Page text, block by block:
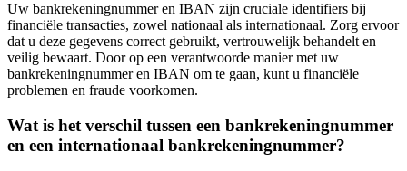
Uw bankrekeningnummer en IBAN zijn cruciale identifiers bij
financiële transacties, zowel nationaal als internationaal. Zorg ervoor
dat u deze gegevens correct gebruikt, vertrouwelijk behandelt en
veilig bewaart. Door op een verantwoorde manier met uw
bankrekeningnummer en IBAN om te gaan, kunt u financiële
problemen en fraude voorkomen.
Wat is het verschil tussen een bankrekeningnummer
en een internationaal bankrekeningnummer?